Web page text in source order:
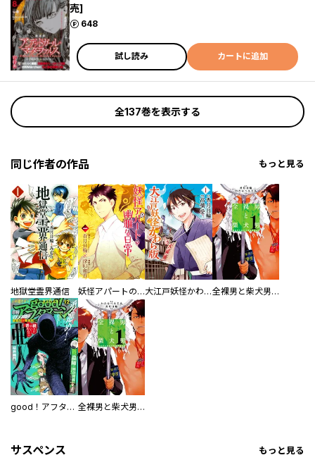
売]
648
ポイント
試し読み カートに追加
全137巻を表示する
同じ作者の作品 もっと見る
地獄堂霊界通信 妖怪アパートの幽雅な日常 大江戸妖怪かわら版 全裸男と柴犬男 警視庁生活安全部遊撃捜査班
good！アフタヌーン 全裸男と柴犬男 警視庁生活安全部遊撃捜査班 分冊版
サスペンス もっと見る